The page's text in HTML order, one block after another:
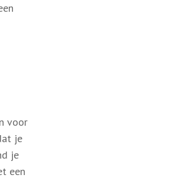
voor
je
je
een